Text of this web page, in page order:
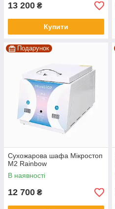
13 200 ₴
Купити
Подарунок
Сухожарова шафа Мікростоп
М2 Rainbow
В наявності
12 700 ₴